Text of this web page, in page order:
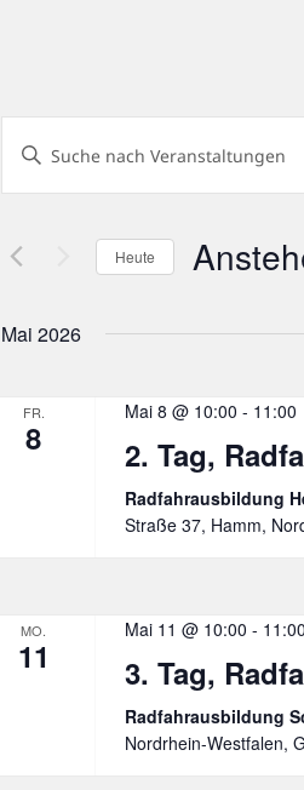
Such-
Ansichtennavigation
Geben
Sie
Schlüsselwort.
nach
Schlüsselwort.
Heute
wählen.
Mai 2026
FR.
8
Mai 8 @ 10:00 - 11:00
2. Tag,
Radfahrausbildung
Straße 37, Hamm,
MO.
11
Mai 11 @ 10:00 - 11:00
3. Tag,
Radfahrausbildung
Nordrhein-Westfalen,